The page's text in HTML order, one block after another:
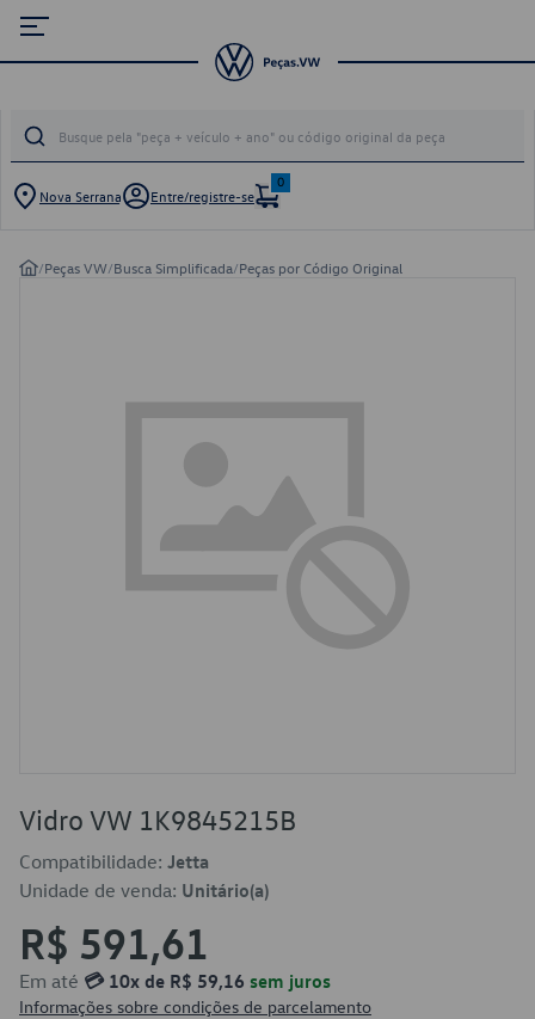
Nova Serrana Entre/registre-se
0
/Peças VW/Busca Simplificada/Peças por Código Original
Vidro VW 1K9845215B
Compatibilidade: Jetta
Unidade de venda: Unitário(a)
R$ 591,61
Em até 💳 10x de R$ 59,16 sem juros
Informações sobre condições de parcelamento